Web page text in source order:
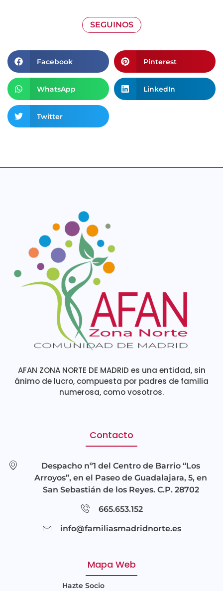
SEGUINOS
Facebook Pinterest
WhatsApp LinkedIn
Twitter
AFAN ZONA NORTE DE MADRID es una entidad, sin
ánimo de lucro, compuesta por padres de familia
numerosa, como vosotros.
Contacto
Despacho nº1 del Centro de Barrio “Los
Arroyos”, en el Paseo de Guadalajara, 5, en
San Sebastián de los Reyes. C.P. 28702
665.653.152
info@familiasmadridnorte.es
Mapa Web
Hazte Socio